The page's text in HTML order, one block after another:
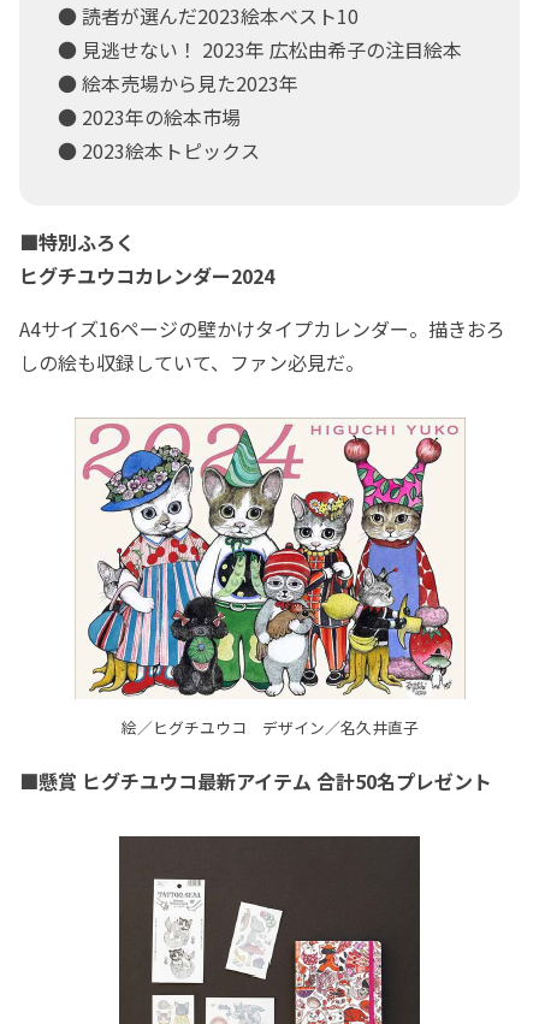
● 読者が選んだ2023絵本ベスト10
● 見逃せない！ 2023年 広松由希子の注目絵本
● 絵本売場から見た2023年
● 2023年の絵本市場
● 2023絵本トピックス
■特別ふろく
ヒグチユウコカレンダー2024
A4サイズ16ページの壁かけタイプカレンダー。描きおろ
しの絵も収録していて、ファン必見だ。
絵／ヒグチユウコ デザイン／名久井直子
■懸賞 ヒグチユウコ最新アイテム 合計50名プレゼント